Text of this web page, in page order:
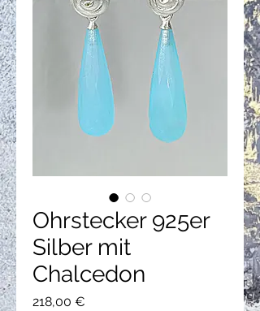
Ohrstecker 925er
Silber mit
Chalcedon
218,00 €